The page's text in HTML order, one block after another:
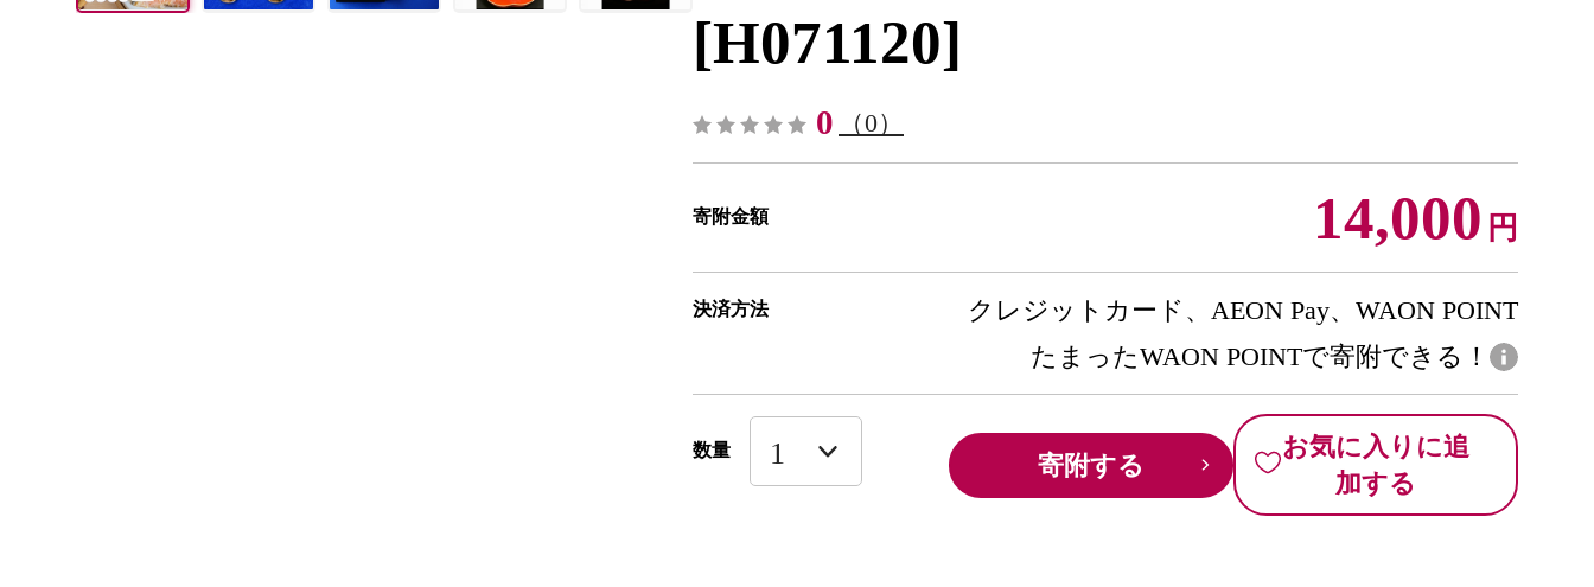
[H071120]
0 （0）
寄附金額 14,000 円
決済方法
クレジットカード、AEON Pay、WAON POINT
たまったWAON POINTで寄附できる！
数量 寄附する
お気に入りに追
加する